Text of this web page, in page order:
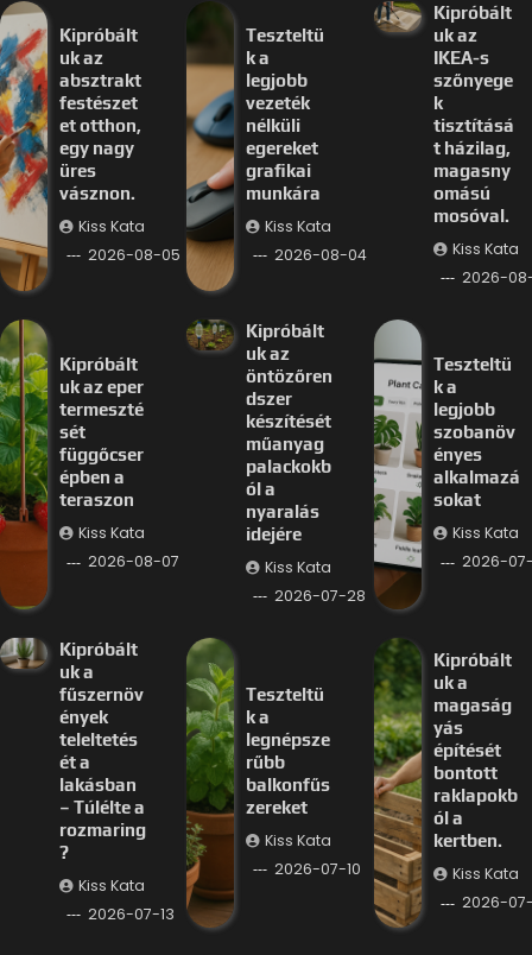
Kipróbált
uk az
absztrakt
festészet
et otthon,
egy nagy
üres
vásznon.
Kiss Kata
2026-08-05
Teszteltü
k a
legjobb
vezeték
nélküli
egereket
grafikai
munkára
Kiss Kata
2026-08-04
Kipróbált
uk az
IKEA-s
szőnyege
k
tisztításá
t házilag,
magasny
omású
mosóval.
Kiss Kata
2026-
Kipróbált
uk az eper
termeszté
sét
függőcser
épben a
teraszon
Kiss Kata
2026-08-07
Kipróbált
uk az
öntözőren
dszer
készítését
műanyag
palackokb
ól a
nyaralás
idejére
Kiss Kata
2026-07-28
Teszteltü
k a
legjobb
szobanöv
ényes
alkalmazá
sokat
Kiss Kata
2026-
Kipróbált
uk a
fűszernöv
ények
teleltetés
ét a
lakásban
– Túlélte a
rozmaring
?
Kiss Kata
2026-07-13
Teszteltü
k a
legnépsze
rűbb
balkonfűs
zereket
Kiss Kata
2026-07-10
Kipróbált
uk a
magaság
yás
építését
bontott
raklapokb
ól a
kertben.
Kiss Kata
2026-